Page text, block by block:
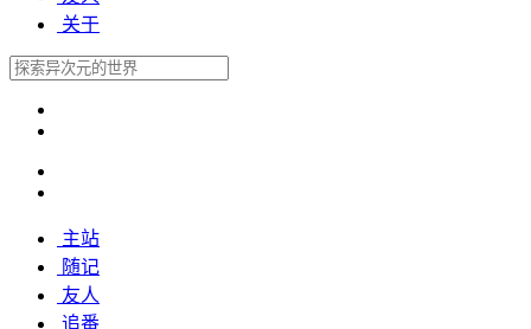
关于
主站
随记
友人
追番